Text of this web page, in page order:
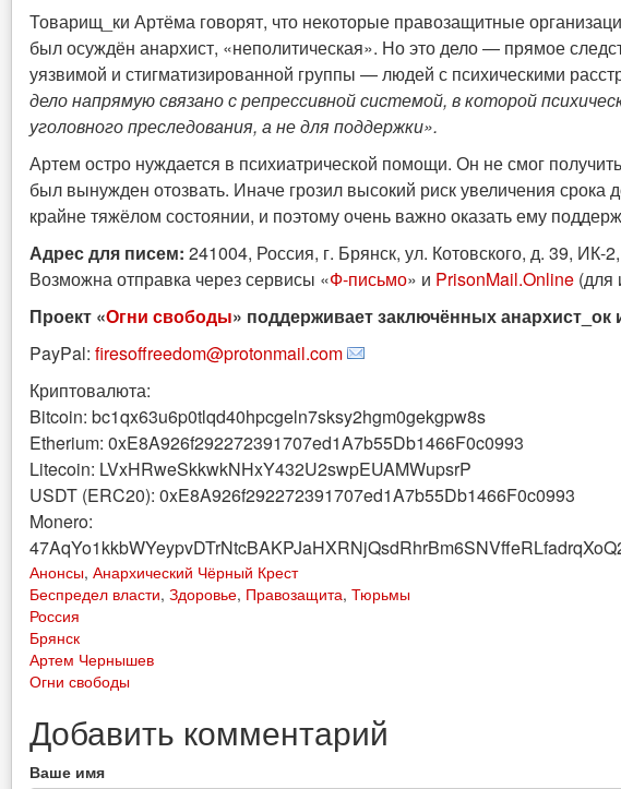
Товарищ_ки Артёма говорят, что некоторые правозащитные
был осуждён анархист, «неполитическая». Но это дело — прямое
уязвимой и стигматизированной группы — людей с психическими
дело напрямую связано с репрессивной системой, в которой
уголовного преследования, а не для поддержки».
Артем остро нуждается в психиатрической помощи. Он не смог
был вынужден отозвать. Иначе грозил высокий риск увеличения срока
крайне тяжёлом состоянии, и поэтому очень важно оказать ему
Адрес для писем: 241004, Россия, г. Брянск, ул. Котовского, д. 39,
Возможна отправка через сервисы «Ф-письмо» и PrisonMail.Online (для
Проект «Огни свободы» поддерживает заключённых анархист_ок
PayPal: firesoffreedom@protonmail.com
Криптовалюта:
Bitcoin: bc1qx63u6p0tlqd40hpcgeln7sksy2hgm0gekgpw8s
Etherium: 0xE8A926f292272391707ed1A7b55Db1466F0c0993
Litecoin: LVxHRweSkkwkNHxY432U2swpEUAMWupsrP
USDT (ERC20): 0xE8A926f292272391707ed1A7b55Db1466F0c0993
Monero:
Анонсы, Анархический Чёрный Крест
Беспредел власти, Здоровье, Правозащита, Тюрьмы
Россия
Брянск
Артем Чернышев
Огни свободы
Добавить комментарий
Ваше имя